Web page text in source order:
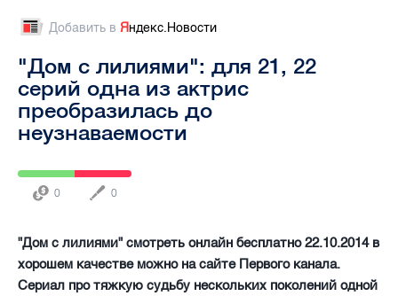
Добавить в Яндекс.Новости
"Дом с лилиями": для 21, 22
серий одна из актрис
преобразилась до
неузнаваемости
0 0
"Дом с лилиями" смотреть онлайн бесплатно 22.10.2014 в
хорошем качестве можно на сайте Первого канала.
Сериал про тяжкую судьбу нескольких поколений одной